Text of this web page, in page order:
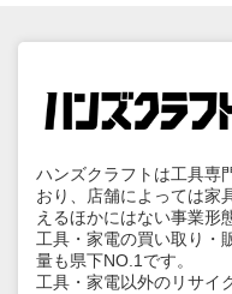
ハンズクラフトは工具専
おり、店舗によっては家
えるほかにはない事業形
工具・家電の買い取り・
量も県下NO.1です。
工具・家電以外のリサイ